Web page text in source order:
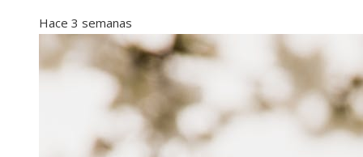
Hace 3 semanas